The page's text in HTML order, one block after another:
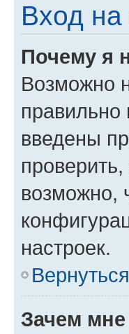
Вход
Почему я
Возможно
правильно
введены
возможно,
настроек.
Зачем